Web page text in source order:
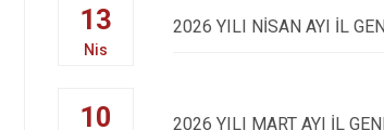
13
Nis
2026 YILI NİSAN AYI İL
10 2026 YILI MART AYI İL